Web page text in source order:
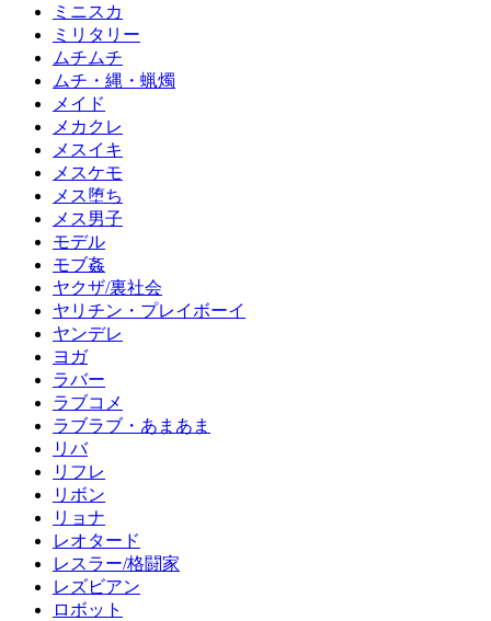
ミニスカ
ミリタリー
ムチムチ
ムチ・縄・蝋燭
メイド
メカクレ
メスイキ
メスケモ
メス堕ち
メス男子
モデル
モブ姦
ヤクザ/裏社会
ヤリチン・プレイボーイ
ヤンデレ
ヨガ
ラバー
ラブコメ
ラブラブ・あまあま
リバ
リフレ
リボン
リョナ
レオタード
レスラー/格闘家
レズビアン
ロボット